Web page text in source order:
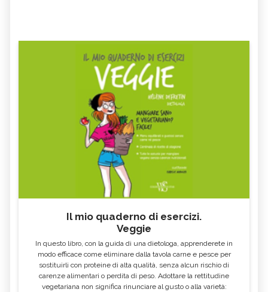
Il mio quaderno di esercizi.
Veggie
In questo libro, con la guida di una dietologa, apprenderete in
modo efficace come eliminare dalla tavola carne e pesce per
sostituirli con proteine di alta qualità, senza alcun rischio di
carenze alimentari o perdita di peso. Adottare la rettitudine
vegetariana non significa rinunciare al gusto o alla varietà: